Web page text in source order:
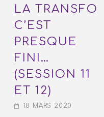
LA TRANSFO
C’EST
PRESQUE
FINI…
(SESSION 11
ET 12)
18 MARS 2020